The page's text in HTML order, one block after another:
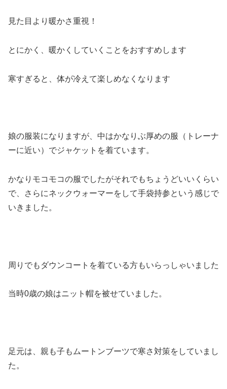
見た目より暖かさ重視！
とにかく、暖かくしていくことをおすすめします
寒すぎると、体が冷えて楽しめなくなります
娘の服装になりますが、中はかなりぶ厚めの服（トレーナ
ーに近い）でジャケットを着ています。
かなりモコモコの服でしたがそれでもちょうどいいくらい
で、さらにネックウォーマーをして手袋持参という感じで
いきました。
周りでもダウンコートを着ている方もいらっしゃいました
当時0歳の娘はニット帽を被せていました。
足元は、親も子もムートンブーツで寒さ対策をしていまし
た。